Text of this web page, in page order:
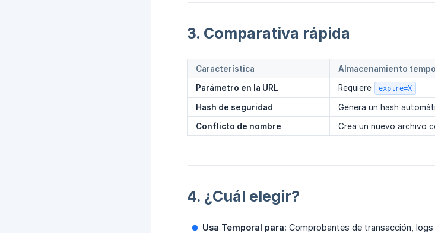
3. Comparativa rápida
Característica Almacenamiento
Parámetro en la URL
Requiere expire=X
Hash de seguridad
Genera un hash
Conflicto de nombre
Crea un nuevo archivo
4. ¿Cuál elegir?
Usa Temporal para: Comprobantes de transacción,